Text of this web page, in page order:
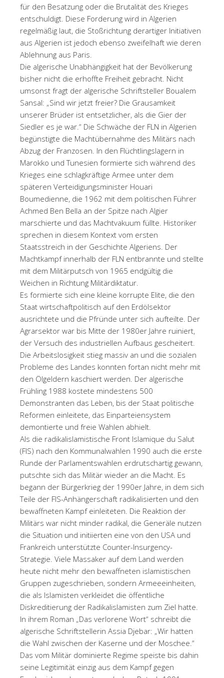
für den Besatzung oder die Brutalität des Krieges
entschuldigt. Diese Forderung wird in Algerien
regelmäßig laut, die Stoßrichtung derartiger Initiativen
aus Algerien ist jedoch ebenso zweifelhaft wie deren
Ablehnung aus Paris.
Die algerische Unabhängigkeit hat der Bevölkerung
bisher nicht die erhoffte Freiheit gebracht. Nicht
umsonst fragt der algerische Schriftsteller Boualem
Sansal: „Sind wir jetzt freier? Die Grausamkeit
unserer Brüder ist entsetzlicher, als die Gier der
Siedler es je war.“ Die Schwäche der FLN in Algerien
begünstigte die Machtübernahme des Militärs nach
Abzug der Franzosen. In den Flüchtlingslagern in
Marokko und Tunesien formierte sich während des
Krieges eine schlagkräftige Armee unter dem
späteren Verteidigungsminister Houari
Boumedienne, die 1962 mit dem politischen Führer
Achmed Ben Bella an der Spitze nach Algier
marschierte und das Machtvakuum füllte. Historiker
sprechen in diesem Kontext vom ersten
Staatsstreich in der Geschichte Algeriens. Der
Machtkampf innerhalb der FLN entbrannte und stellte
mit dem Militärputsch von 1965 endgültig die
Weichen in Richtung Militärdiktatur.
Es formierte sich eine kleine korrupte Elite, die den
Staat wirtschaftpolitisch auf den Erdölsektor
ausrichtete und die Pfründe unter sich aufteilte. Der
Agrarsektor war bis Mitte der 1980er Jahre ruiniert,
der Versuch des industriellen Aufbaus gescheitert.
Die Arbeitslosigkeit stieg massiv an und die sozialen
Probleme des Landes konnten fortan nicht mehr mit
den Ölgeldern kaschiert werden. Der algerische
Frühling 1988 kostete mindestens 500
Demonstranten das Leben, bis der Staat politische
Reformen einleitete, das Einparteiensystem
demontierte und freie Wahlen abhielt.
Als die radikalislamistische Front Islamique du Salut
(FIS) nach den Kommunalwahlen 1990 auch die erste
Runde der Parlamentswahlen erdrutschartig gewann,
putschte sich das Militär wieder an die Macht. Es
begann der Bürgerkrieg der 1990er Jahre, in dem sich
Teile der FIS-Anhängerschaft radikalisierten und den
bewaffneten Kampf einleiteten. Die Reaktion der
Militärs war nicht minder radikal, die Generäle nutzen
die Situation und initiierten eine von den USA und
Frankreich unterstützte Counter-Insurgency-
Strategie. Viele Massaker auf dem Land werden
heute nicht mehr den bewaffneten islamistischen
Gruppen zugeschrieben, sondern Armeeeinheiten,
die als Islamisten verkleidet die öffentliche
Diskreditierung der Radikalislamisten zum Ziel hatte.
In ihrem Roman „Das verlorene Wort“ schreibt die
algerische Schriftstellerin Assia Djebar: „Wir hatten
die Wahl zwischen der Kaserne und der Moschee.“
Das vom Militär dominierte Regime speiste bis dahin
seine Legitimität einzig aus dem Kampf gegen